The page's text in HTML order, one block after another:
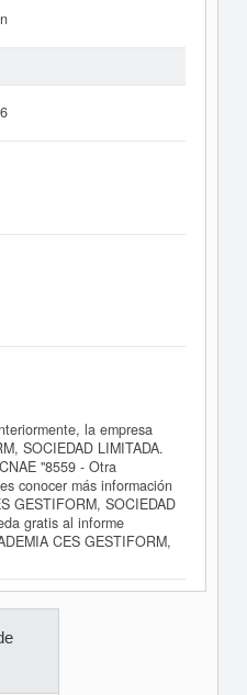
la empresa
SOCIEDAD LIMITADA.
"8559 - Otra
conocer más información
GESTIFORM, SOCIEDAD
gratis al informe
CES GESTIFORM,